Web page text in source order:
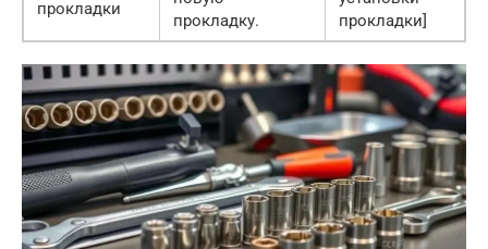
прокладки
прокладку.
прокладки]